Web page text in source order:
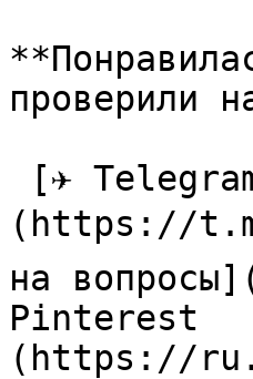
проверили
(https://
на
Pinterest
(https://